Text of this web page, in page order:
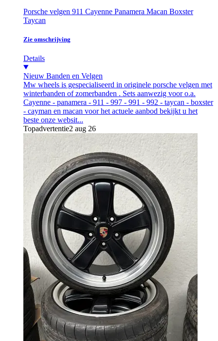
Porsche velgen 911 Cayenne Panamera Macan Boxster
Taycan
Zie omschrijving
Details
Nieuw Banden en Velgen
Mw wheels is gespecialiseerd in originele porsche velgen met
winterbanden of zomerbanden . Sets aanwezig voor o.a.
Cayenne - panamera - 911 - 997 - 991 - 992 - taycan - boxster
- cayman en macan voor het actuele aanbod bekijkt u het
beste onze websit...
Topadvertentie2 aug 26